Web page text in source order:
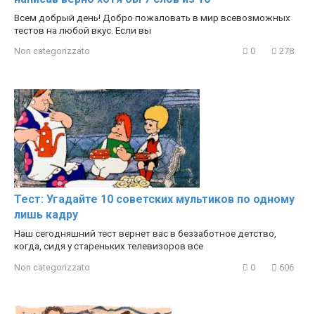
Всем добрый день! Добро пожаловать в мир всевозможных
тестов на любой вкус. Если вы
Non categorizzato 0 278
Тест: Угадайте 10 советских мультиков по одному
лишь кадру
Наш сегодняшний тест вернет вас в беззаботное детство,
когда, сидя у стареньких телевизоров все
Non categorizzato 0 606